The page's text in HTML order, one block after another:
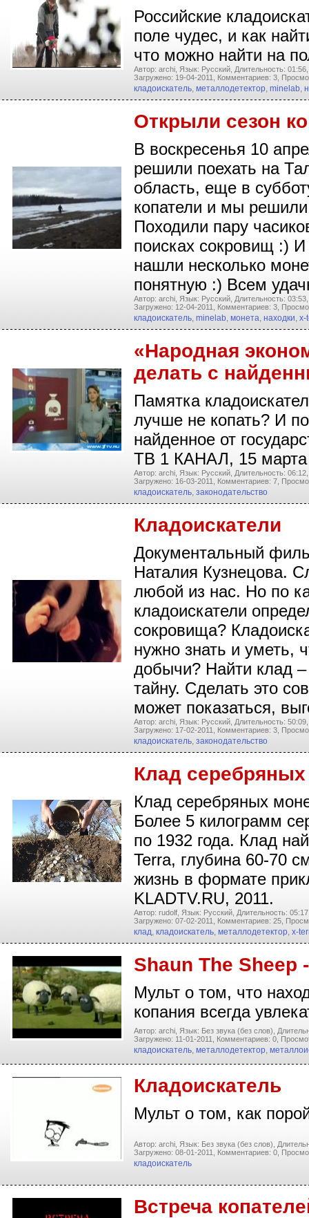
Российские
поле чудес, и как
что можно найти на
Автор: archi, Язык: Русский, Длительность: 01:56,
Загружено: 19-04-2011,
Комментариев: 3,
кладоискатель, металлодетектор, minelab,
Открыли сезон
В воскресенья 10
решили поехать на
область, еще в
копатели и мы
Походили пару
поисках сокровищ :) И
нашли несколько
понятную :) Всем
Автор: archi, Язык: Русский, Длительность: 03:53,
Загружено: 12-04-2011,
Комментариев: 3,
кладоискатель, minelab, монета, находки, x-
«Народная
делать с
Памятка
лучше не копать? И
найденное от
ТВ 1 КАНАЛ, 15 марта
Автор: archi, Язык: Русский, Длительность: 06:12,
Загружено: 16-03-2011,
Комментариев: 7,
кладоискатель, законодательство
Кладоискатели
Документальный
Наталия Кузнецова.
любой из нас. Но по
кладоискатели
сокровища?
нужно знать и уметь,
добычи? Найти клад –
тайну. Сделать это
может показаться,
Автор: archi, Язык: Русский, Длительность: 50:09,
Загружено: 17-02-2011,
Комментариев: 3,
кладоискатель, законодательство
Клад
Клад серебряных
Более 5 килограмм
по 1932 года. Клад
Terra, глубина 60-70
жизнь в формате
KLADTV.RU, 2011.
Автор: rudolf, Язык: Русский, Длительность:
Загружено: 07-02-2011,
Комментариев: 25,
клад, кладоискатель, металлодетектор, x-
Shaun The Sheep
Мульт о том, что
копания всегда
Автор: archi, Язык: Без звука (без слов),
Загружено: 11-01-2011,
Комментариев: 0,
кладоискатель, металлодетектор,
Кладоискатель
Мульт о том, как
Автор: archi, Язык: Без звука (без слов),
Загружено: 08-01-2011,
Комментариев: 0,
кладоискатель
Встреча